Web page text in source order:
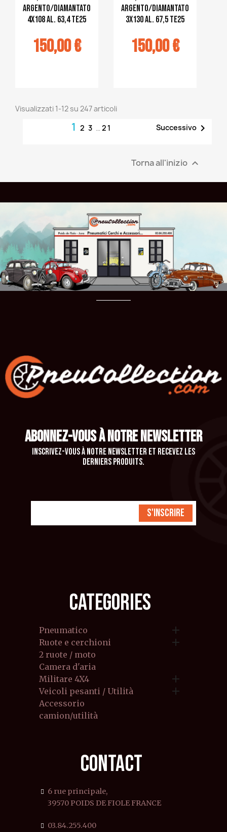
argento/diamantato
4x108 al. 63,4 TE25
150,00 €
panier
argento/diamantato
3x130 al. 67,5 TE25
150,00 €
panier
Visualizzati 1-12 su 247 articoli
1 2 3 … 21 Successivo 
Torna all'inizio 
ABONNEZ-VOUS À NOTRE NEWSLETTER
Inscrivez-vous à notre newsletter et recevez les
derniers produits.
S'inscrire
CATEGORIES
Pneumatico 
Ruote e cerchioni 
2 ruote / moto
Camera d'aria
Militare 4X4

Veicoli pesanti / Utilità 
Accessorio
camion/utilità
CONTACT
6 rue principale,
39570 POIDS DE FIOLE FRANCE
03.84.255.400